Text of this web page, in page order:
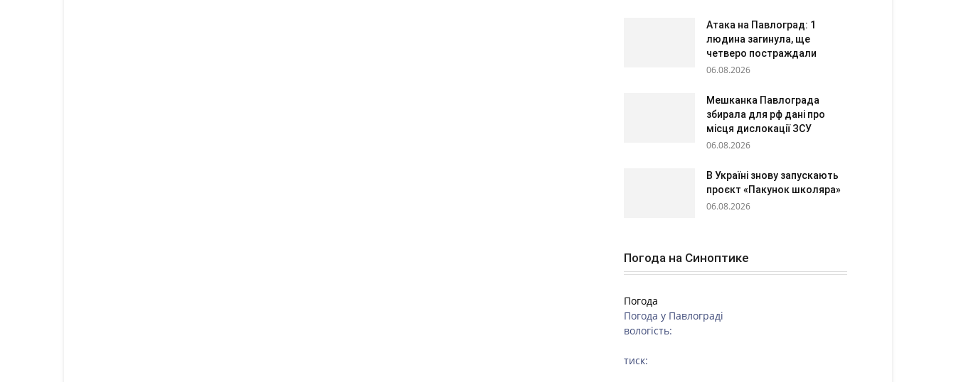
Атака на Павлоград: 1
людина загинула, ще
четверо постраждали
06.08.2026
Мешканка Павлограда
збирала для рф дані про
місця дислокації ЗСУ
06.08.2026
В Україні знову запускають
проєкт «Пакунок школяра»
06.08.2026
Погода на Синоптике
Погода
Погода у Павлограді
вологість:
тиск: